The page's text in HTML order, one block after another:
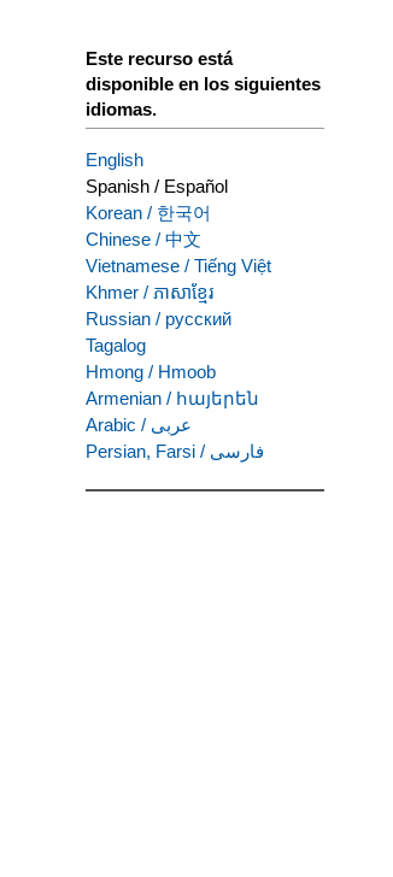
Este recurso está
disponible en los siguientes
idiomas.
English
Spanish / Español
Korean / 한국어
Chinese / 中文
Vietnamese / Tiếng Việt
Khmer / ភាសាខ្មែរ
Russian / русский
Tagalog
Hmong / Hmoob
Armenian / հայերեն
Arabic / عربى
Persian, Farsi / فارسی